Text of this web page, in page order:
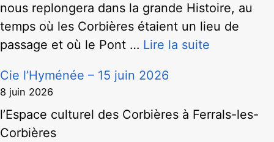
nous replongera dans la grande Histoire, au
temps où les Corbières étaient un lieu de
passage et où le Pont … Lire la suite
Cie l’Hyménée – 15 juin 2026
8 juin 2026
l’Espace culturel des Corbières à Ferrals-les-
Corbières